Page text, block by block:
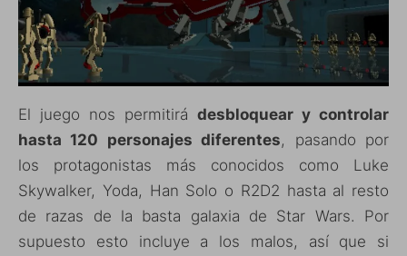
El juego nos permitirá desbloquear y controlar
hasta 120 personajes diferentes, pasando por
los protagonistas más conocidos como Luke
Skywalker, Yoda, Han Solo o R2D2 hasta al resto
de razas de la basta galaxia de Star Wars. Por
supuesto esto incluye a los malos, así que si